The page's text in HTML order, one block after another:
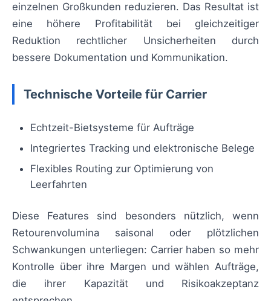
einzelnen Großkunden reduzieren. Das Resultat ist
eine höhere Profitabilität bei gleichzeitiger
Reduktion rechtlicher Unsicherheiten durch
bessere Dokumentation und Kommunikation.
Technische Vorteile für Carrier
Echtzeit-Bietsysteme für Aufträge
Integriertes Tracking und elektronische Belege
Flexibles Routing zur Optimierung von
Leerfahrten
Diese Features sind besonders nützlich, wenn
Retourenvolumina saisonal oder plötzlichen
Schwankungen unterliegen: Carrier haben so mehr
Kontrolle über ihre Margen und wählen Aufträge,
die ihrer Kapazität und Risikoakzeptanz